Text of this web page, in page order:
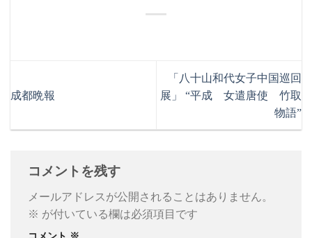
成都晩報
「八十山和代女子中国巡回
展」 “平成 女遣唐使 竹取
物語”
コメントを残す
メールアドレスが公開されることはありません。
※ が付いている欄は必須項目です